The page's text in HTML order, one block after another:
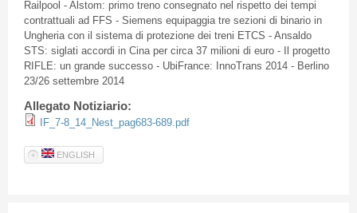
Railpool - Alstom: primo treno consegnato nel rispetto dei tempi
contrattuali ad FFS - Siemens equipaggia tre sezioni di binario in
Ungheria con il sistema di protezione dei treni ETCS - Ansaldo
STS: siglati accordi in Cina per circa 37 milioni di euro - Il progetto
RIFLE: un grande successo - UbiFrance: InnoTrans 2014 - Berlino
23/26 settembre 2014
Allegato Notiziario:
IF_7-8_14_Nest_pag683-689.pdf
ENGLISH